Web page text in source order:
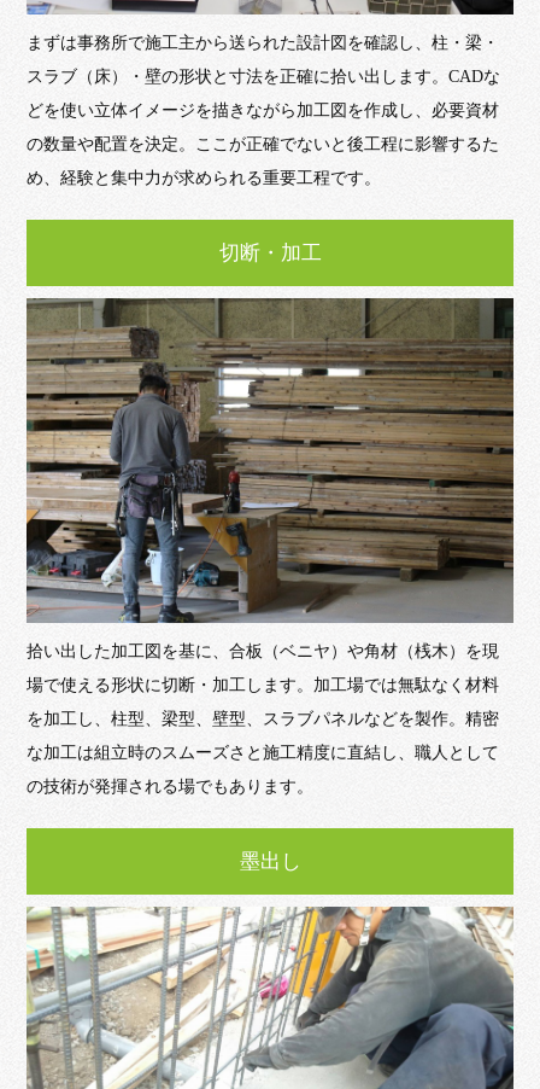
まずは事務所で施工主から送られた設計図を確認し、柱・梁・
スラブ（床）・壁の形状と寸法を正確に拾い出します。CADな
どを使い立体イメージを描きながら加工図を作成し、必要資材
の数量や配置を決定。ここが正確でないと後工程に影響するた
め、経験と集中力が求められる重要工程です。
切断・加工
拾い出した加工図を基に、合板（ベニヤ）や角材（桟木）を現
場で使える形状に切断・加工します。加工場では無駄なく材料
を加工し、柱型、梁型、壁型、スラブパネルなどを製作。精密
な加工は組立時のスムーズさと施工精度に直結し、職人として
の技術が発揮される場でもあります。
墨出し